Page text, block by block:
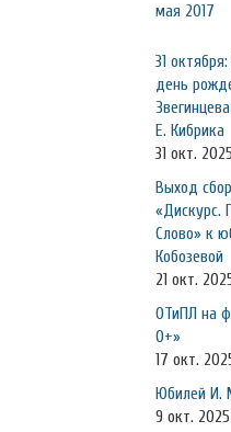
мая 2017
31
день
Е. Кибрика
31 окт.
Выход
«Дискурс.
Слово» к
Кобозевой
21 окт.
ОТиПЛ на
0+»
17 окт.
Юбилей И.
9 окт. 2025